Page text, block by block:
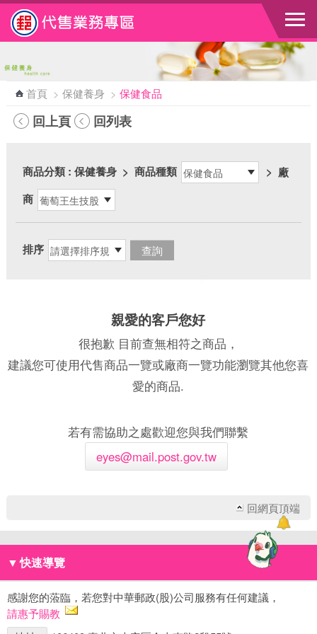
跳到主要內容區塊
首頁 > 保健養身 > 保健食品
回上頁 回列表
商品分類: 保健養身 > 商品種類 > 廠
商
排序
親愛的客戶您好
很抱歉 目前查無相符之商品，
建議您可使用代售商品一覽或廠商一覽功能瀏覽其他您喜
愛的商品.
若有需協助之處歡迎您與我們聯繫
eyes@mail.post.gov.tw
回網頁頂端
▼ 快速導覽
感謝您的蒞臨，若您對中華郵政(股)公司服務有任何建議，
請惠予賜教